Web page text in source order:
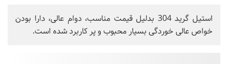
استیل گرید 304 بدلیل قیمت مناسب، دوام عالی، دارا بودن
خواص عالی خوردگی بسیار محبوب و پر کاربرد شده است.